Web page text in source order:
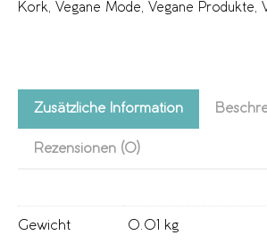
Kork, Vegane Mode, Vegane Produkte,
Zusätzliche Information
Rezensionen (0)
Gewicht 0.01 kg